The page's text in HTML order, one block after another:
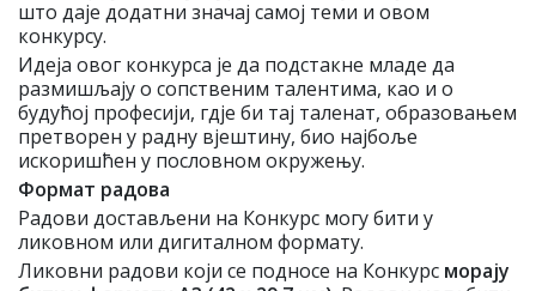
што даје додатни значај самој теми и овом
конкурсу.
Идеја овог конкурса је да подстакне младе да
размишљају о сопственим талентима, као и о
будућој професији, гдје би тај таленат, образовањем
претворен у радну вјештину, био најбоље
искоришћен у пословном окружењу.
Формат радова
Радови достављени на Конкурс могу бити у
ликовном или дигиталном формату.
Ликовни радови који се подносе на Конкурс морају